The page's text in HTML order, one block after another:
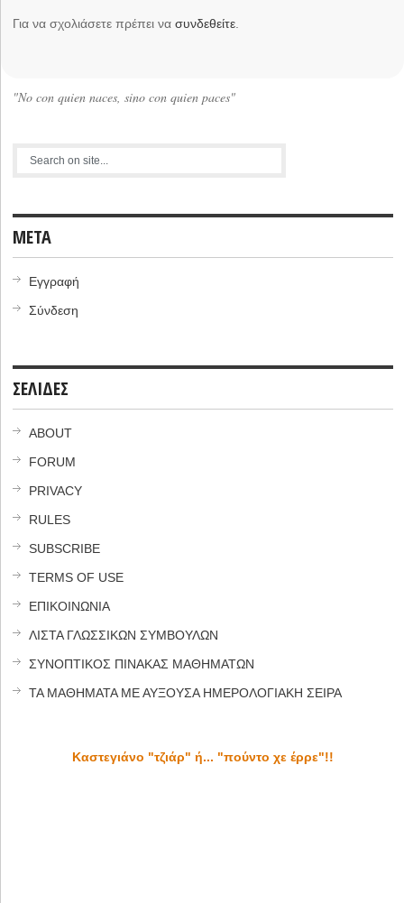
Για να σχολιάσετε πρέπει νασυνδεθείτε.
"No con quien naces, sino con quien paces"
META
Εγγραφή
Σύνδεση
ΣΕΛΙΔΕΣ
ABOUT
FORUM
PRIVACY
RULES
SUBSCRIBE
TERMS OF USE
ΕΠΙΚΟΙΝΩΝΙΑ
ΛΙΣΤΑ ΓΛΩΣΣΙΚΩΝ ΣΥΜΒΟΥΛΩΝ
ΣΥΝΟΠΤΙΚΟΣ ΠΙΝΑΚΑΣ ΜΑΘΗΜΑΤΩΝ
ΤΑ ΜΑΘΗΜΑΤΑ ΜΕ ΑΥΞΟΥΣΑ ΗΜΕΡΟΛΟΓΙΑΚΗ ΣΕΙΡΑ
Καστεγιάνο "τζιάρ" ή... "πούντο χε έρρε"!!